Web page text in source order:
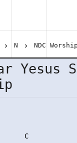
N NDC
Yesus
C